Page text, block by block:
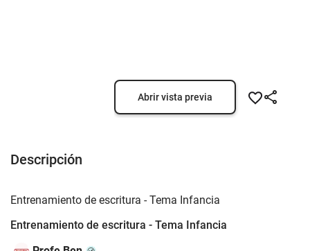
Abrir vista previa
Descripción
Entrenamiento de escritura - Tema Infancia
Entrenamiento de escritura - Tema Infancia